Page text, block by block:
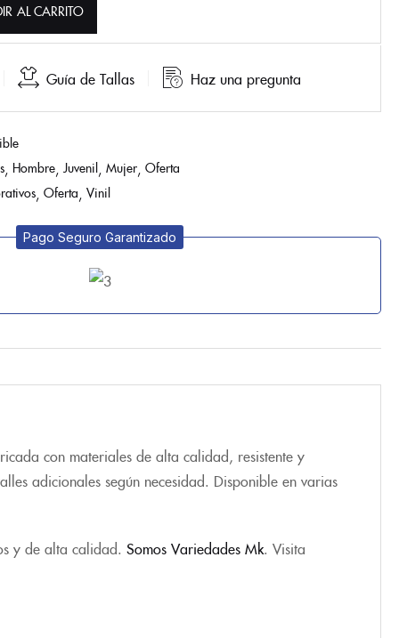
AL CARRITO
Guía de Tallas Haz una pregunta
Hombre Juvenil Mujer Oferta
Oferta Vinil
Pago Seguro Garantizado
con materiales de alta calidad, resistente y
adicionales según necesidad. Disponible en varias
y de alta calidad. Somos Variedades Mk. Visita